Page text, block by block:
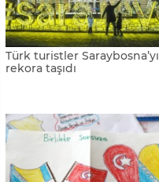
Türk turistler Saraybosna’yı
rekora taşıdı